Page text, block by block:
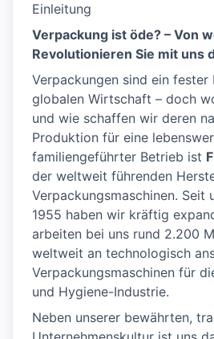
Einleitung
Verpackung ist öde? – Von
Revolutionieren Sie mit uns
Verpackungen sind ein fester
globalen Wirtschaft – doch
und wie schaffen wir deren
Produktion für eine
familiengeführter Betrieb ist
der weltweit führenden
Verpackungsmaschinen. Seit
1955 haben wir kräftig
arbeiten bei uns rund 2.200
weltweit an technologisch
Verpackungsmaschinen für
und Hygiene-Industrie.
Neben unserer bewährten,